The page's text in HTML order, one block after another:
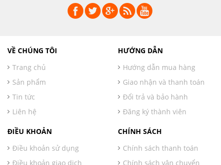
VỀ CHÚNG TÔI
Trang chủ
Sản phẩm
Tin tức
Liên hệ
HƯỚNG DẪN
Hướng dẫn mua hàng
Giao nhận và thanh toán
Đổi trả và bảo hành
Đăng ký thành viên
ĐIỀU KHOẢN
Điều khoản sử dụng
Điều khoản giao dịch
CHÍNH SÁCH
Chính sách thanh toán
Chính sách vận chuyển